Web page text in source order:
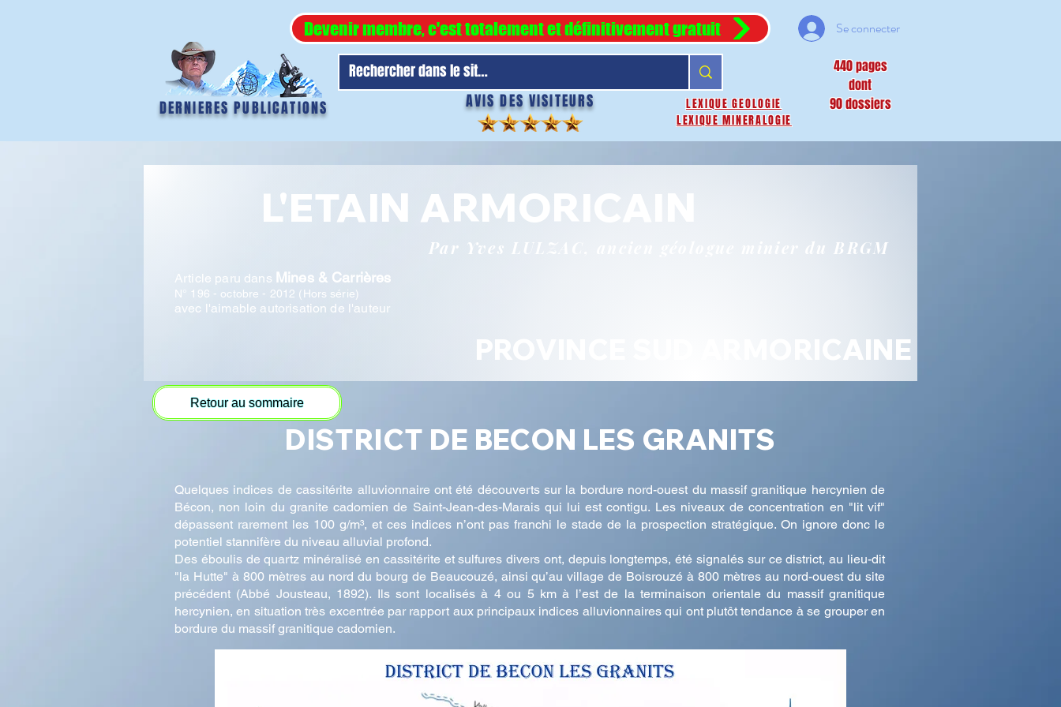
Devenir membre, c'est totalement et définitivement gratuit Se connecter
AVIS DES VISITEURS
DERNIERES PUBLICATIONS
LEXIQUE GEOLOGIE
LEXIQUE MINERALOGIE
440 pages
dont
90 dossiers
L'ETAIN ARMORICAIN
Par Yves LULZAC, ancien géologue minier du BRGM
Article paru dans Mines & Carrières
N° 196 - octobre - 2012 (Hors série)
avec l'aimable autorisation de l'auteur
PROVINCE SUD ARMORICAINE
Retour au sommaire
DISTRICT DE BECON LES GRANITS
Quelques indices de cassitérite alluvionnaire ont été découverts sur la bordure nord-ouest du massif granitique hercynien de
Bécon, non loin du granite cadomien de Saint-Jean-des-Marais qui lui est contigu. Les niveaux de concentration en "lit vif"
dépassent rarement les 100 g/m³, et ces indices n’ont pas franchi le stade de la prospection stratégique. On ignore donc le
potentiel stannifère du niveau alluvial profond.
Des éboulis de quartz minéralisé en cassitérite et sulfures divers ont, depuis longtemps, été signalés sur ce district, au lieu-dit
"la Hutte" à 800 mètres au nord du bourg de Beaucouzé, ainsi qu’au village de Boisrouzé à 800 mètres au nord-ouest du site
précédent (Abbé Jousteau, 1892). Ils sont localisés à 4 ou 5 km à l’est de la terminaison orientale du massif granitique
hercynien, en situation très excentrée par rapport aux principaux indices alluvionnaires qui ont plutôt tendance à se grouper en
bordure du massif granitique cadomien.